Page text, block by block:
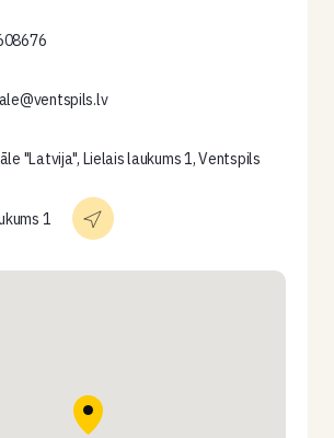
"Latvija", Lielais laukums 1, Ventspils
1